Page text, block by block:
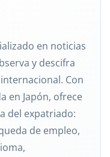
en noticias
y descifra
Con
en Japón, ofrece
del expatriado:
de empleo,